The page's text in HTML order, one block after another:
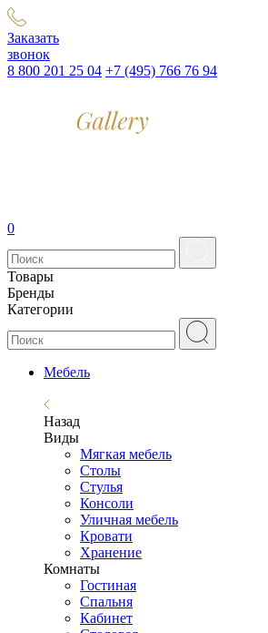
Заказать
звонок
8 800 201 25 04 +7 (495) 766 76 94
0
Товары
Бренды
Категории
Мебель
Назад
Виды
Мягкая мебель
Столы
Стулья
Консоли
Уличная мебель
Кровати
Хранение
Комнаты
Гостиная
Спальня
Кабинет